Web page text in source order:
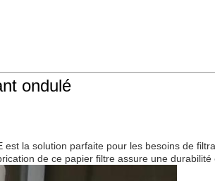
ondulé
la solution parfaite pour les besoins de
de ce papier filtre assure une durabilité